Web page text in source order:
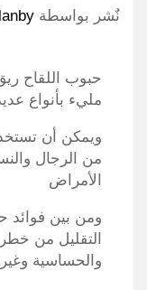
نٌشر بواسطة
حبوب اللقاح
مليء بأنواع
ويمكن أن
من الرجال
الأمراض
ومن بين فوائد
التقليل من
والحساسية